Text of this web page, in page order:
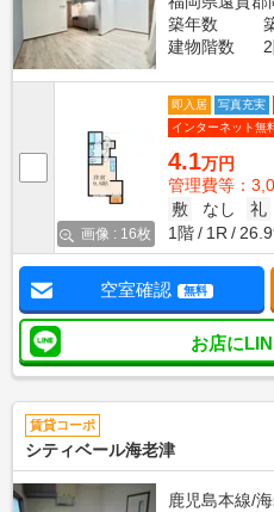
築年数
建物階数
画像 : 16枚
即入居 写真充実
インターネット無
4.1万円
管理費等：
敷
なし 礼
1階
1R
空室確認 無料
お店に
賃貸コーポ
シティベール海老津
鹿児島本線/